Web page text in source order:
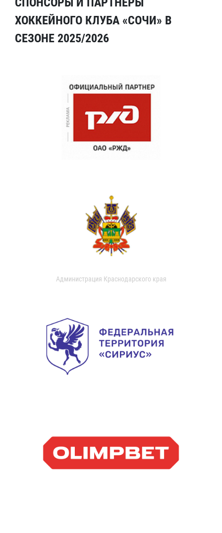
ХОККЕЙНОГО КЛУБА «СОЧИ» В
СЕЗОНЕ 2025/2026
Администрация Краснодарского края